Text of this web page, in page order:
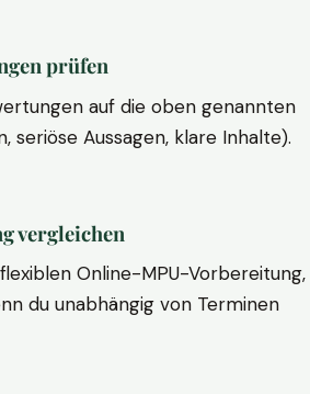
prüfen
auf die oben genannten
seriöse Aussagen, klare Inhalte).
vergleichen
Online-MPU-Vorbereitung,
du unabhängig von Terminen